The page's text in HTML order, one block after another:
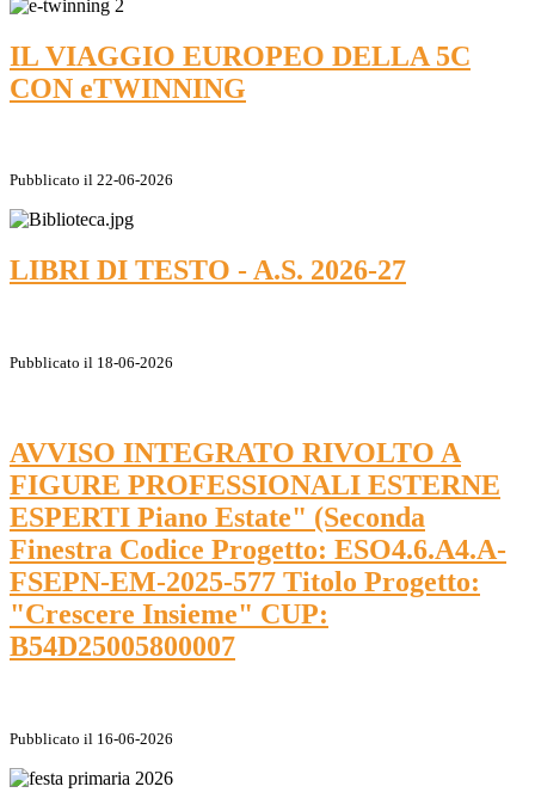
IL VIAGGIO EUROPEO DELLA 5C
CON eTWINNING
Pubblicato il 22-06-2026
LIBRI DI TESTO - A.S. 2026-27
Pubblicato il 18-06-2026
AVVISO INTEGRATO RIVOLTO A
FIGURE PROFESSIONALI ESTERNE
ESPERTI Piano Estate" (Seconda
Finestra Codice Progetto: ESO4.6.A4.A-
FSEPN-EM-2025-577 Titolo Progetto:
"Crescere Insieme" CUP:
B54D25005800007
Pubblicato il 16-06-2026